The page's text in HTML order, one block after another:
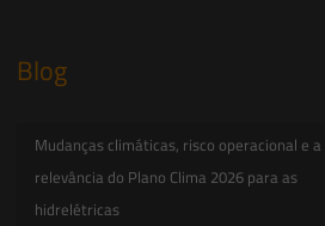
Blog
Mudanças climáticas, risco operacional e a
relevância do Plano Clima 2026 para as
hidrelétricas